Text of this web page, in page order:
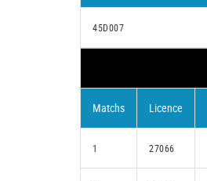
45D007
Matchs Licence
1 27066